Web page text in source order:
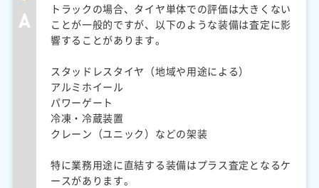
トラックの場合、タイヤ単体での評価は大きくない
ことが一般的ですが、以下のような装備は査定に影
響することがあります。
スタッドレスタイヤ（地域や用途による）
アルミホイール
パワーゲート
冷凍・冷蔵装置
クレーン（ユニック）などの架装
特に業務用途に直結する装備はプラス査定となるケ
ースがあります。